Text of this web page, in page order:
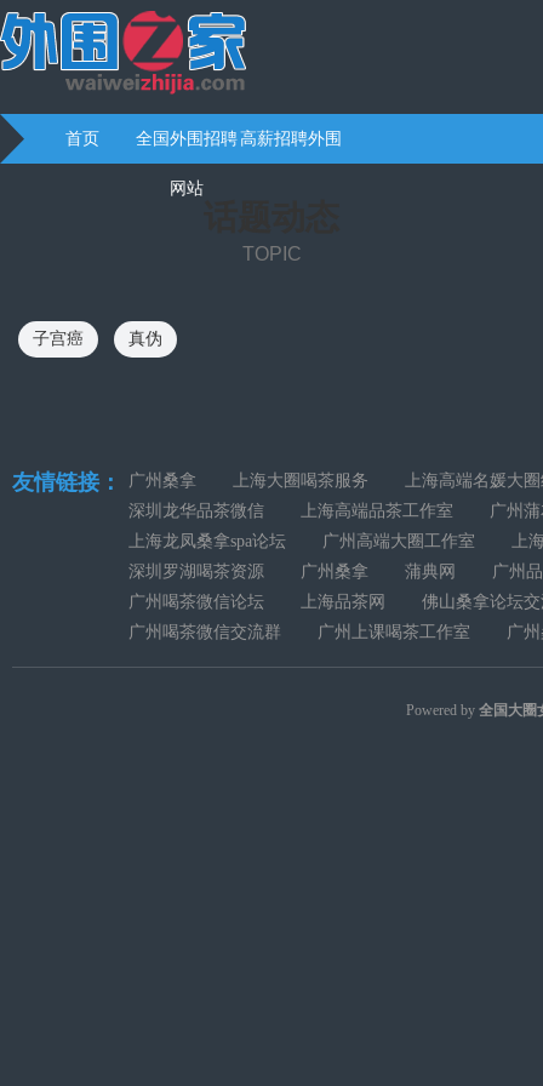
首页 全国外围招聘
网站
高薪招聘外围
TOPIC
子宫癌 真伪
友情链接： 广州桑拿 上海大圈喝茶服务
上海高端名媛大
深圳龙华品茶微信
上海高端品茶工作室
广州
上海龙凤桑拿spa论坛
广州高端大圈工作室
上
深圳罗湖喝茶资源
广州桑拿 蒲典网
广州
广州喝茶微信论坛
上海品茶网
佛山桑拿论坛
广州喝茶微信交流群
广州上课喝茶工作室 广
Powered by 全国大圈